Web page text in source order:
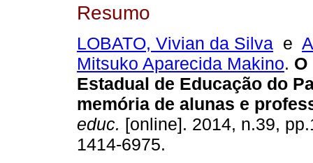
Resumo
LOBATO, Vivian da Silva e
Mitsuko Aparecida Makino. O
Estadual de Educação do
memória de alunas e
educ. [online]. 2014, n.39,
1414-6975.